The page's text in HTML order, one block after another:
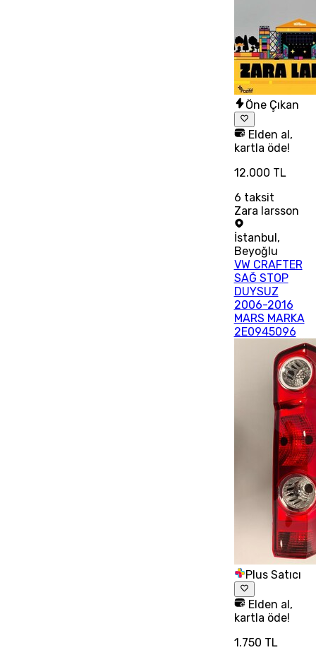
Öne Çıkan
Elden al,
kartla öde!
12.000 TL
6 taksit
Zara larsson
İstanbul,
Beyoğlu
VW CRAFTER
SAĞ STOP
DUYSUZ
2006-2016
MARS MARKA
2E0945096
Plus Satıcı
Elden al,
kartla öde!
1.750 TL